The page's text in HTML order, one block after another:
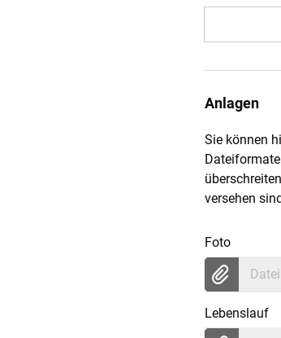
Anlagen
Sie können
versehen
Foto
Lebenslauf